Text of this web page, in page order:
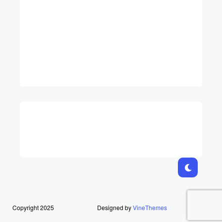
Copyright 2025 Designed byVineThemes